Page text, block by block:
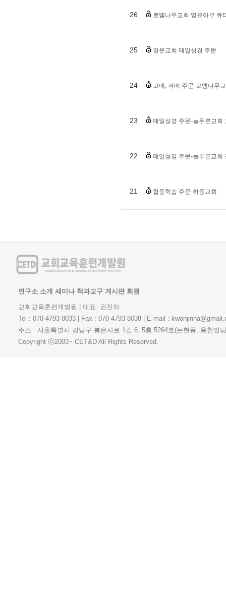
26 로뎀나무교회 영유아부 큐
25 경운교회 매일성경 주문
24 고매, 저매 주문-로뎀나무
23 매일성경 주문-늘푸른교회
22 매일성경 주문-늘푸른교회
21 협동학습 주문-하동교회
연구소 소개 세미나 책과교구 게시판 회원
교회교육훈련개발원 | 대표: 권진하
Tel : 070-4793-8033 | Fax : 070-4793-8038 | E-mail :
주소 : 서울특별시 강남구 봉은사로 1길 6, 5층 5264호(논현동, 용천빌
Copyright ⓒ2003~ CET&D All Rights Reserved.